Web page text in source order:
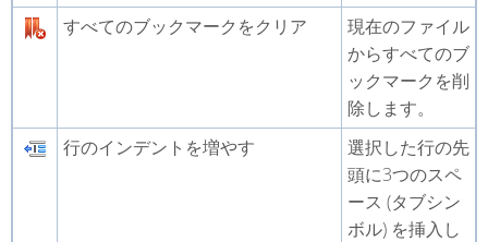
すべてのブックマークをクリア
現在のファイル
からすべてのブ
ックマークを削
除します。
行のインデントを増やす
選択した行の先
頭に3つのスペ
ース (タブシン
ボル) を挿入し